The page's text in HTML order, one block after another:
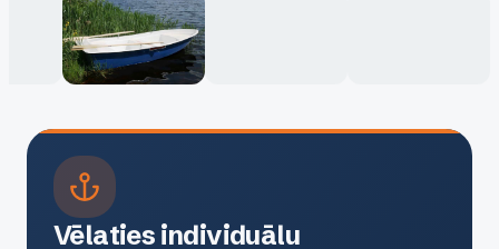
Vēlaties individuālu